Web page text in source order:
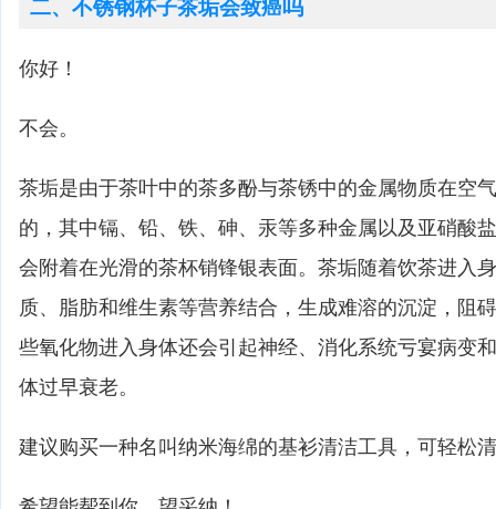
二、不锈钢杯子茶垢会致癌吗
你好！
不会。
茶垢是由于茶叶中的茶多酚与茶锈中的金属物质在空
的，其中镉、铅、铁、砷、汞等多种金属以及亚硝酸
会附着在光滑的茶杯销锋银表面。茶垢随着饮茶进入
质、脂肪和维生素等营养结合，生成难溶的沉淀，阻
些氧化物进入身体还会引起神经、消化系统亏宴病变
体过早衰老。
建议购买一种名叫纳米海绵的基衫清洁工具，可轻松